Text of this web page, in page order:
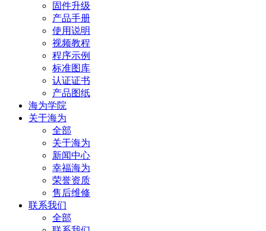
固件升级
产品手册
使用说明
视频教程
程序示例
标准图库
认证证书
产品图纸
海为学院
关于海为
全部
关于海为
新闻中心
幸福海为
荣誉资质
售后维修
联系我们
全部